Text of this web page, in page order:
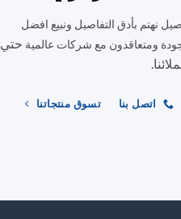
يمكن
اختيار
صفحة
نهتم بأدق التفاصيل ونبيع افضل
ومتعاقدون مع شركات عالمية حتي
اتصل بنا تسوق منتجاتنا